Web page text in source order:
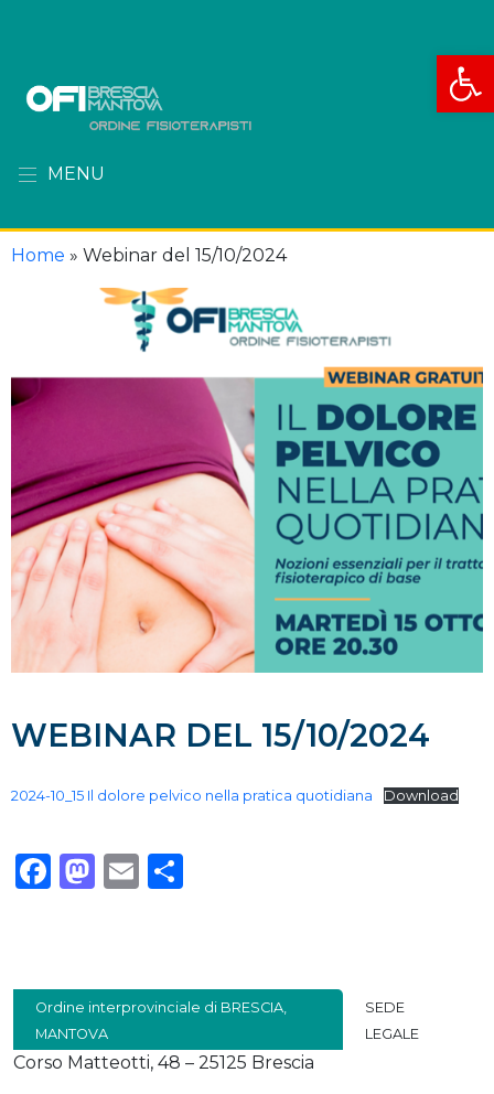
Apri
MENU
Home » Webinar del 15/10/2024
WEBINAR DEL 15/10/2024
2024-10_15 Il dolore pelvico nella pratica quotidiana Download
Facebook
Mastodon
Email
Ordine interprovinciale di BRESCIA,
MANTOVA
SEDE
LEGALE
Corso Matteotti, 48 – 25125 Brescia